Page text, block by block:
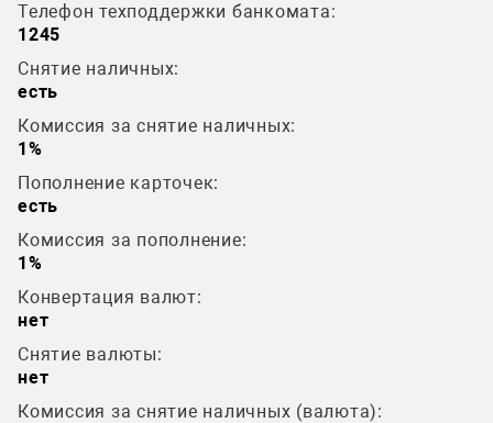
Телефон техподдержки банкомата:
1245
Снятие наличных:
есть
Комиссия за снятие наличных:
1%
Пополнение карточек:
есть
Комиссия за пополнение:
1%
Конвертация валют:
нет
Снятие валюты:
нет
Комиссия за снятие наличных (валюта):